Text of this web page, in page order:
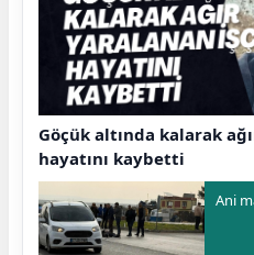
Göçük altında kalarak
hayatını kaybetti
Ani